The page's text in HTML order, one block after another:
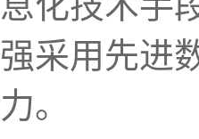
强采用先进
力。